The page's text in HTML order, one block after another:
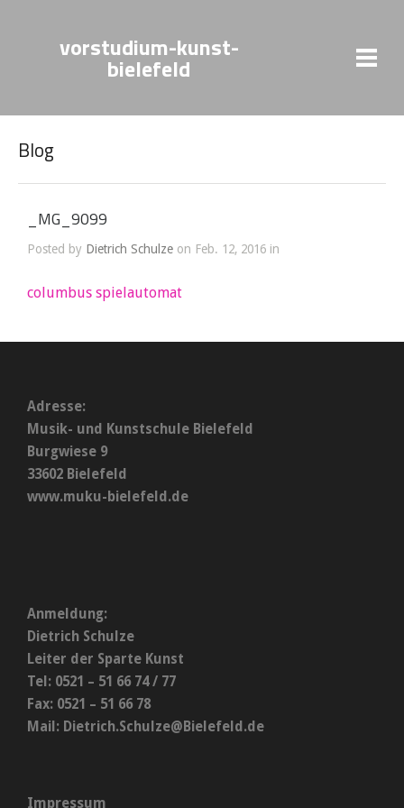
vorstudium-kunst-
bielefeld
Blog
_MG_9099
Posted by Dietrich Schulze on Feb. 12, 2016 in
columbus spielautomat
Adresse:
Musik- und Kunstschule Bielefeld
Burgwiese 9
33602 Bielefeld
www.muku-bielefeld.de
Anmeldung:
Dietrich Schulze
Leiter der Sparte Kunst
Tel: 0521 – 51 66 74 / 77
Fax: 0521 – 51 66 78
Mail: Dietrich.Schulze@Bielefeld.de
Impressum